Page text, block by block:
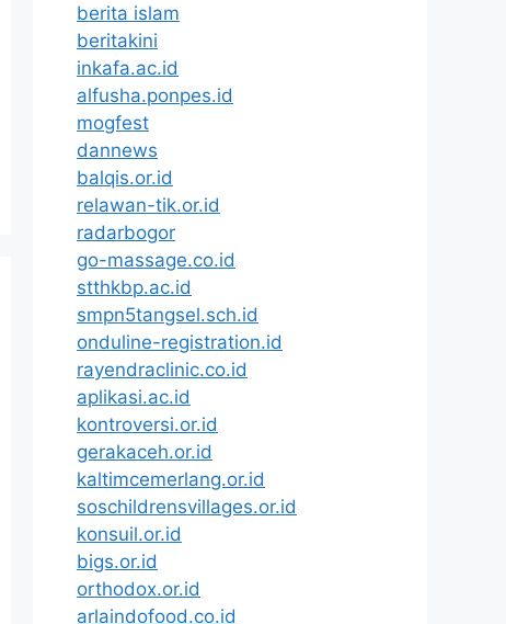
berita islam
beritakini
inkafa.ac.id
alfusha.ponpes.id
mogfest
dannews
balqis.or.id
relawan-tik.or.id
radarbogor
go-massage.co.id
stthkbp.ac.id
smpn5tangsel.sch.id
onduline-registration.id
rayendraclinic.co.id
aplikasi.ac.id
kontroversi.or.id
gerakaceh.or.id
kaltimcemerlang.or.id
soschildrensvillages.or.id
konsuil.or.id
bigs.or.id
orthodox.or.id
arlaindofood.co.id